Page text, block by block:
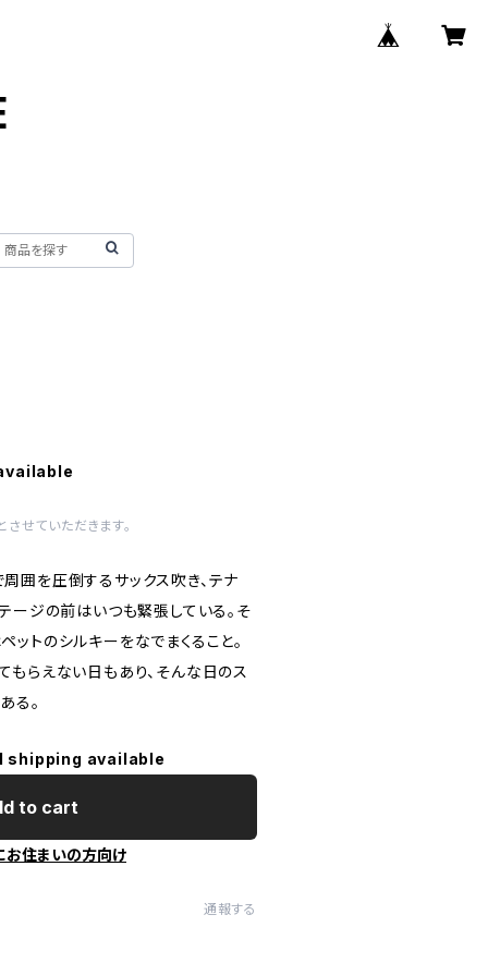
せていただきます。
囲を圧倒するサックス吹き、テナ
ージの前はいつも緊張している。そ
トのシルキーをなでまくること。
らえない日もあり、そんな日のス
る。
shipping available
to cart
お住まいの方向け
通報する